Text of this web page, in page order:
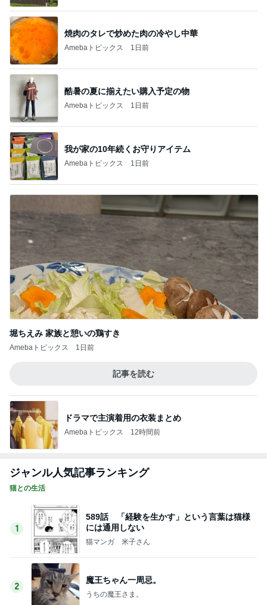
焼肉のタレで炒めた肉の冷やし中華
Amebaトピックス 1日前
酷暑の夏に揃えたい購入予定の物
Amebaトピックス 1日前
我が家の10年続くお守りアイテム
Amebaトピックス 1日前
堀ちえみ 家族と憩いの鶏すき
Amebaトピックス 1日前
記事を読む
ドラマで主演着用の衣装まとめ
Amebaトピックス 12時間前
ジャンル人気記事ランキング
猫との生活
1
589話 「経験を生かす」という言葉は猫様
には通用しない
猫マンガ 米子さん
2
魔王ちゃん一周忌。
うちの魔王さま。